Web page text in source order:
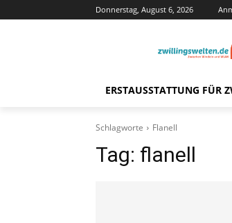
Donnerstag, August 6, 2026
ERSTAUSSTATTUNG FÜR
Schlagworte Flanell
Tag: flanell